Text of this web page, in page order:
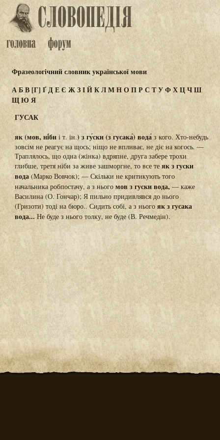
Фразеологічний словник української мови
АБВ[Г] ҐДЕЄ ЖЗІЙКЛМНОПР С ТУФХЦЧШ
ЩЮ Я
ГУСАК
як (мов, ні́би і т. ін.) з гу́ски (з гусака́) вода́ з кого. Хто-небудь
зовсім не реагує на щось; ніщо не впливає, не діє на когось. —
Траплялось, що одна (жінка) вдряпне, друга забере трохи
глибше, третя ніби за живе зашморгне, то все те як з гуски
вода (Марко Вовчок); — Скільки не критикують того
начальника робпостачу, а з ньогомов з гуски вода,— каже
Василина (О. Гончар); Я пильно придивлявся до нього
(Гризоти) тоді на бюро.. Сидить собі, а з нього як з гусака
вода... Не буде з нього толку, не буде (В. Речмедін).